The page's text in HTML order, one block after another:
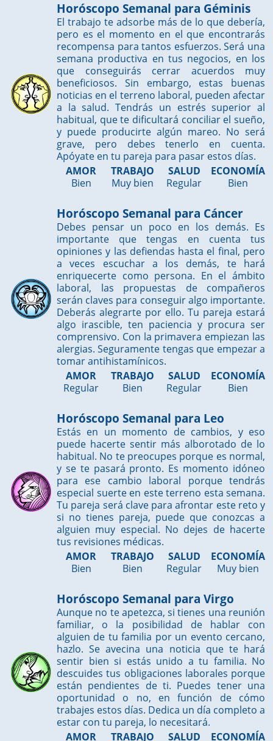
Horóscopo Semanal para Géminis
El trabajo te adsorbe más de lo que debería,
pero es el momento en el que encontrarás
recompensa para tantos esfuerzos. Será una
semana productiva en tus negocios, en los
que conseguirás cerrar acuerdos muy
beneficiosos. Sin embargo, estas buenas
noticias en el terreno laboral, pueden afectar
a la salud. Tendrás un estrés superior al
habitual, que te dificultará conciliar el sueño,
y puede producirte algún mareo. No será
grave, pero debes tenerlo en cuenta.
Apóyate en tu pareja para pasar estos días.
AMOR
Bien
TRABAJO
Muy bien
SALUD
Regular
ECONOMÍA
Bien
Horóscopo Semanal para Cáncer
Debes pensar un poco en los demás. Es
importante que tengas en cuenta tus
opiniones y las defiendas hasta el final, pero
a veces escuchar a los demás, te hará
enriquecerte como persona. En el ámbito
laboral, las propuestas de compañeros
serán claves para conseguir algo importante.
Deberás alegrarte por ello. Tu pareja estará
algo irascible, ten paciencia y procura ser
comprensivo. Con la primavera empiezan las
alergias. Seguramente tengas que empezar a
tomar antihistamínicos.
AMOR
Regular
TRABAJO
Bien
SALUD
Regular
ECONOMÍA
Bien
Horóscopo Semanal para Leo
Estás en un momento de cambios, y eso
puede hacerte sentir más alborotado de lo
habitual. No te preocupes porque es normal,
y se te pasará pronto. Es momento idóneo
para ese cambio laboral porque tendrás
especial suerte en este terreno esta semana.
Tu pareja será clave para afrontar este reto y
si no tienes pareja, puede que conozcas a
alguien muy especial. No dejes de hacerte
tus revisiones médicas.
AMOR
Bien
TRABAJO
Bien
SALUD
Regular
ECONOMÍA
Muy bien
Horóscopo Semanal para Virgo
Aunque no te apetezca, si tienes una reunión
familiar, o la posibilidad de hablar con
alguien de tu familia por un evento cercano,
hazlo. Se avecina una noticia que te hará
sentir bien si estás unido a tu familia. No
descuides tus obligaciones laborales porque
están pendientes de ti. Puedes tener una
oportunidad o no, en función de cómo
trabajes estos días. Dedica un día completo a
estar con tu pareja, lo necesitará.
AMOR
TRABAJO SALUD ECONOMÍA